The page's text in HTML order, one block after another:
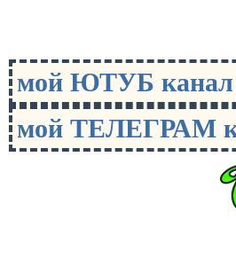
мой ЮТУБ
мой ТЕЛЕГРАМ